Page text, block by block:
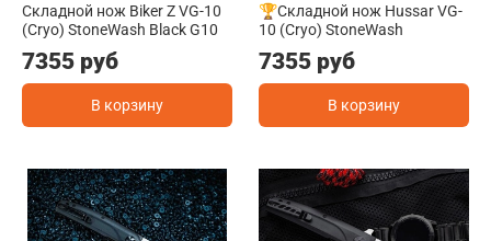
Складной нож Biker Z VG-10
(Cryo) StoneWash Black G10
7355 руб
В корзину
🏆Складной нож Hussar VG-
10 (Cryo) StoneWash
7355 руб
В корзину